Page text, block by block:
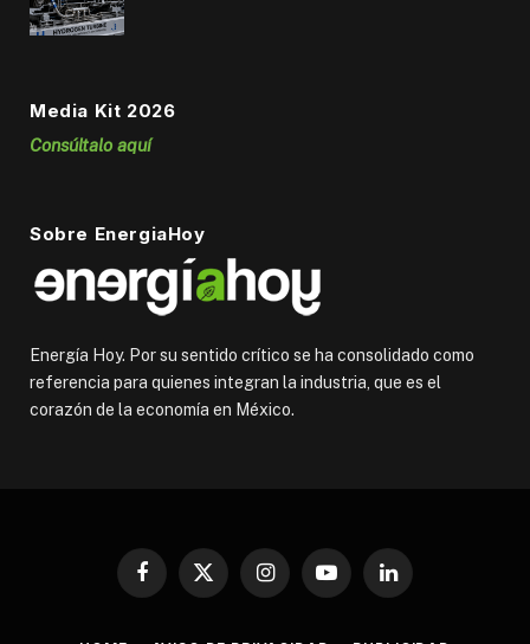
Media Kit 2026
Consúltalo aquí
Sobre EnergiaHoy
Energía Hoy. Por su sentido crítico se ha consolidado como
referencia para quienes integran la industria, que es el
corazón de la economía en México.
Facebook
X
InstagramYouTubeLinkedIn